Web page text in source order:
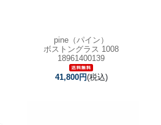
pine（パイン）
ボストングラス 1008
18961400139
41,800円(税込)